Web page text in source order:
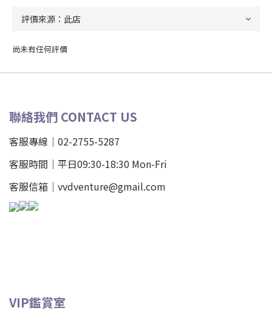
尚未有任何評價
聯絡我們 CONTACT US
客服專線｜02-2755-5287
客服時間｜平日09:30-18:30 Mon-Fri
客服信箱｜vvdventure@gmail.com
VIP鑑賞室